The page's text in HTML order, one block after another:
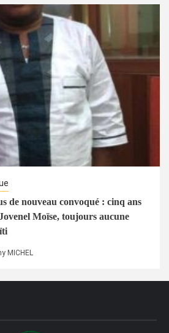
de nouveau convoqué : cinq ans
Moïse, toujours aucune
MICHEL